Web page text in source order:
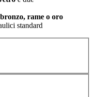
rame o oro
standard